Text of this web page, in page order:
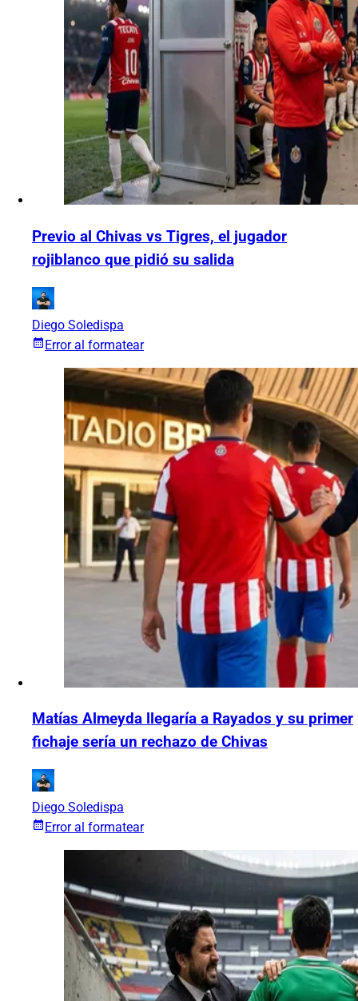
Previo al Chivas vs Tigres, el jugador
rojiblanco que pidió su salida
Diego Soledispa
Error al formatear
Matías Almeyda llegaría a Rayados y su primer
fichaje sería un rechazo de Chivas
Diego Soledispa
Error al formatear